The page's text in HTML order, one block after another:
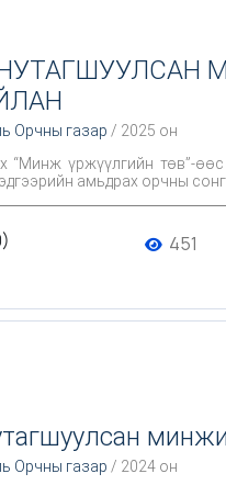
Орчны газар / 2025 он
“Минж үржүүлгийн төв”-
амьдрах орчны
451
Орчны газар / 2024 он